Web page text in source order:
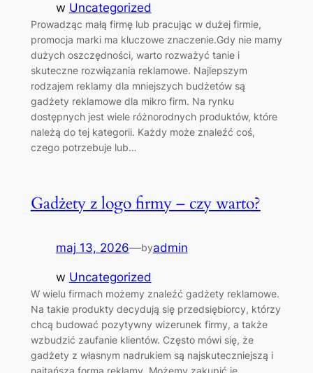
w Uncategorized
Prowadząc małą firmę lub pracując w dużej firmie,
promocja marki ma kluczowe znaczenie.Gdy nie mamy
dużych oszczędności, warto rozważyć tanie i
skuteczne rozwiązania reklamowe. Najlepszym
rodzajem reklamy dla mniejszych budżetów są
gadżety reklamowe dla mikro firm. Na rynku
dostępnych jest wiele różnorodnych produktów, które
należą do tej kategorii. Każdy może znaleźć coś,
czego potrzebuje lub…
Gadżety z logo firmy – czy warto?
maj 13, 2026—byadmin
w Uncategorized
W wielu firmach możemy znaleźć gadżety reklamowe.
Na takie produkty decydują się przedsiębiorcy, którzy
chcą budować pozytywny wizerunek firmy, a także
wzbudzić zaufanie klientów. Często mówi się, że
gadżety z własnym nadrukiem są najskuteczniejszą i